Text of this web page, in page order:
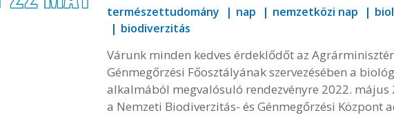
természettudomány nap nemzetközi nap
biodiverzitás
Várunk minden kedves érdeklődőt az
Génmegőrzési Főosztályának szervezésében a
alkalmából megvalósuló rendezvényre 2022.
a Nemzeti Biodiverzitás- és Génmegőrzési Központ